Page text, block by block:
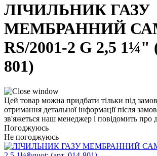
ЛІЧИЛЬНИК ГАЗУ
МЕМБРАННИЙ
RS/2001-2 G 2,5 1¼"
801)
Цей товар можна придбати тільки під
отримання детальної інформації після
зв'яжеться наш менеджер і повідомить про
Погоджуюсь
Не погоджуюсь